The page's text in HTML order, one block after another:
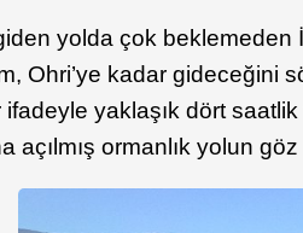
yolda çok beklemeden
Ohri’ye kadar gideceğini
ifadeyle yaklaşık dört
açılmış ormanlık yolun